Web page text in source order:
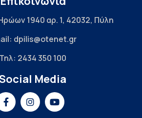
1940 αρ. 1, 42032, Πύλη
dpilis@otenet.gr
Τηλ: 2434 350 100
Media